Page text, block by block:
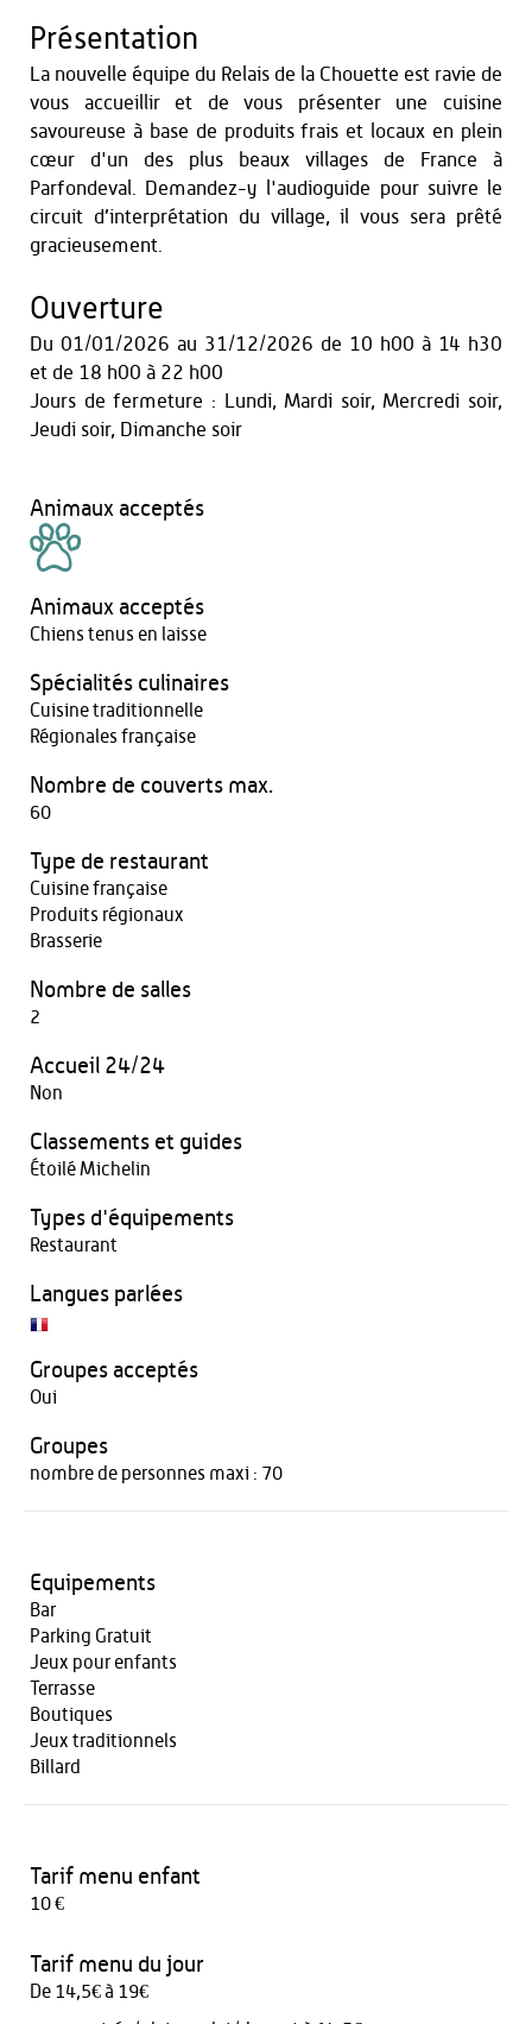
Présentation
La nouvelle équipe du Relais de la Chouette est ravie de
vous accueillir et de vous présenter une cuisine
savoureuse à base de produits frais et locaux en plein
cœur d'un des plus beaux villages de France à
Parfondeval. Demandez-y l'audioguide pour suivre le
circuit d’interprétation du village, il vous sera prêté
gracieusement.
Ouverture
Du 01/01/2026 au 31/12/2026 de 10 h00 à 14 h30
et de 18 h00 à 22 h00
Jours de fermeture : Lundi, Mardi soir, Mercredi soir,
Jeudi soir, Dimanche soir
Animaux acceptés
Animaux acceptés
Chiens tenus en laisse
Spécialités culinaires
Cuisine traditionnelle
Régionales française
Nombre de couverts max.
60
Type de restaurant
Cuisine française
Produits régionaux
Brasserie
Nombre de salles
2
Accueil 24/24
Non
Classements et guides
Étoilé Michelin
Types d'équipements
Restaurant
Langues parlées
Groupes acceptés
Oui
Groupes
nombre de personnes maxi : 70
Equipements
Bar
Parking Gratuit
Jeux pour enfants
Terrasse
Boutiques
Jeux traditionnels
Billard
Tarif menu enfant
10 €
Tarif menu du jour
De 14,5€ à 19€